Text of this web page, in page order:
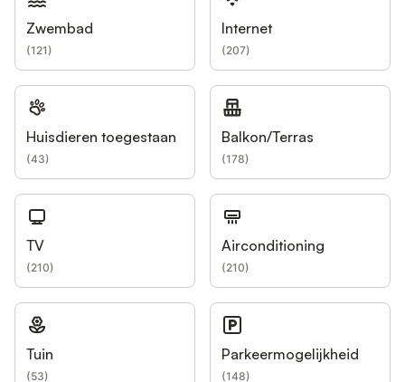
Zwembad
(121)
Internet
(207)
Huisdieren toegestaan
(43)
Balkon/Terras
(178)
TV
(210)
Airconditioning
(210)
Tuin
(53)
Parkeermogelijkheid
(148)